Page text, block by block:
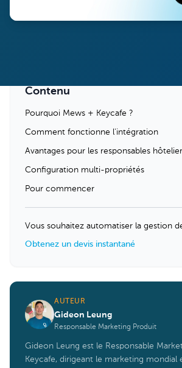
Contenu
Pourquoi Mews + Keycafe ?
Comment fonctionne l'intégration
Avantages pour les responsables
Configuration multi-propriétés
Pour commencer
Vous souhaitez automatiser la gestion
Obtenez un devis instantané
AUTEUR
Gideon Leung
Responsable Marketing Produit
Gideon Leung est le Responsable
Keycafe, dirigeant le marketing mondial